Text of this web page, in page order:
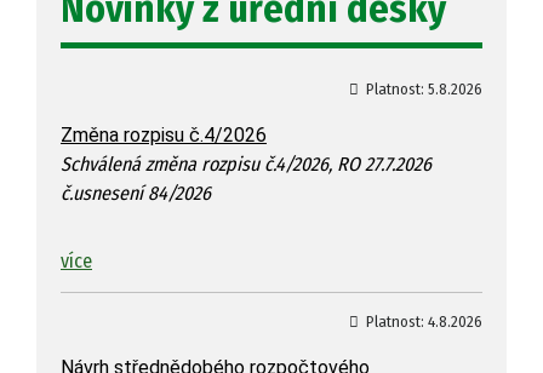
Platnost: 5.8.2026
Změna rozpisu č.4/2026
Schválená změna rozpisu č.4/2026, RO 27.7.2026
č.usnesení 84/2026
více
Platnost: 4.8.2026
Návrh střednědobého rozpočtového